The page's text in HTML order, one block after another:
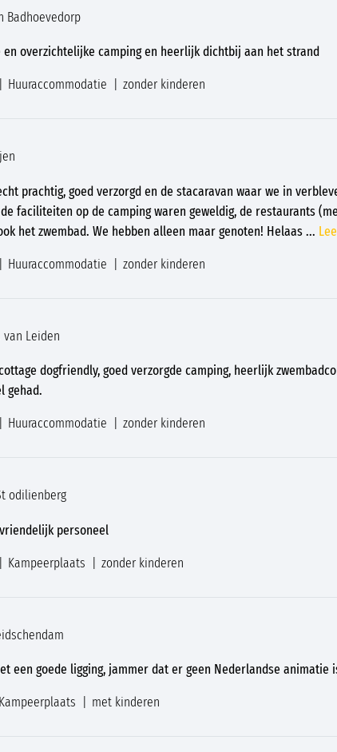
Badhoevedorp
overzichtelijke camping en heerlijk dichtbij aan het strand
Huuraccommodatie zonder kinderen
prachtig, goed verzorgd en de stacaravan waar we in
faciliteiten op de camping waren geweldig, de restaurants
het zwembad. We hebben alleen maar genoten! Helaas...
Huuraccommodatie zonder kinderen
van Leiden
dogfriendly, goed verzorgde camping, heerlijk
gehad.
Huuraccommodatie zonder kinderen
odilienberg
personeel
Kampeerplaats zonder kinderen
een goede ligging, jammer dat er geen Nederlandse animatie
Kampeerplaats met kinderen